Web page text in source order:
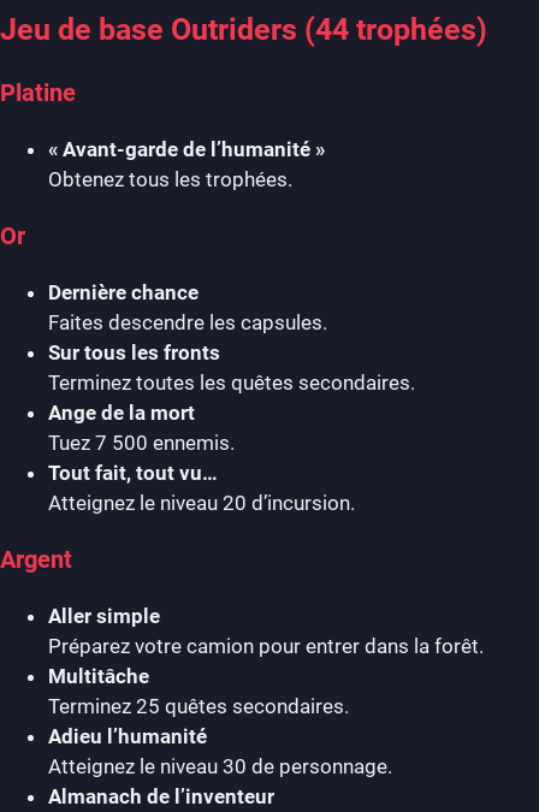
Jeu de base Outriders (44 trophées)
Platine
« Avant-garde de l’humanité »
Obtenez tous les trophées.
Or
Dernière chance
Faites descendre les capsules.
Sur tous les fronts
Terminez toutes les quêtes secondaires.
Ange de la mort
Tuez 7 500 ennemis.
Tout fait, tout vu…
Atteignez le niveau 20 d’incursion.
Argent
Aller simple
Préparez votre camion pour entrer dans la forêt.
Multitâche
Terminez 25 quêtes secondaires.
Adieu l’humanité
Atteignez le niveau 30 de personnage.
Almanach de l’inventeur